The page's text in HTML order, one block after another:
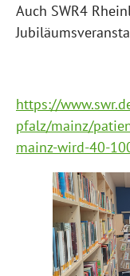
Auch SWR4
https://
pfalz/mainz/
mainz-wird-40-